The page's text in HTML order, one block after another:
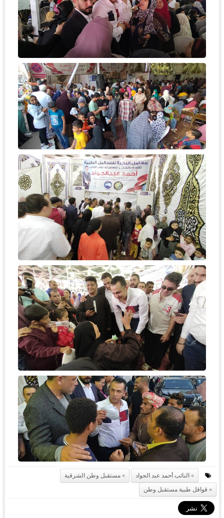
النائب أحمد عبد الجواد
مستقبل وطن الشرقية
قواقل طبية مستقبل وطن